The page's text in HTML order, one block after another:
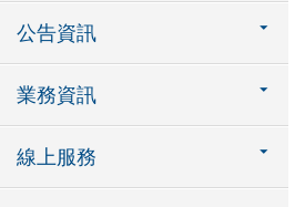
公告資訊
業務資訊
線上服務